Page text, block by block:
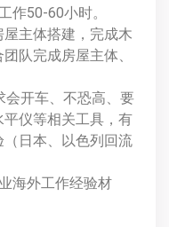
作50-60小时。
主体搭建，完成木
队完成房屋主体、
会开车、不恐高、要
仪等相关工具，有
日本、以色列回流
海外工作经验材